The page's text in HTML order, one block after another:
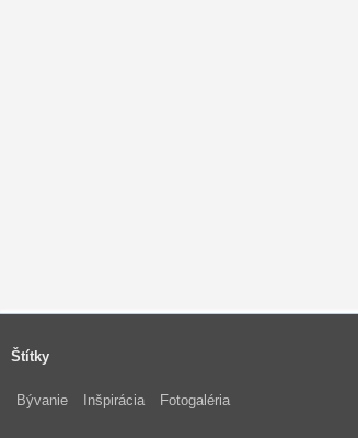
Štítky
Bývanie Inšpirácia Fotogaléria